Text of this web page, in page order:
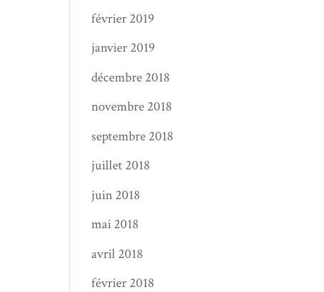
février 2019
janvier 2019
décembre 2018
novembre 2018
septembre 2018
juillet 2018
juin 2018
mai 2018
avril 2018
février 2018